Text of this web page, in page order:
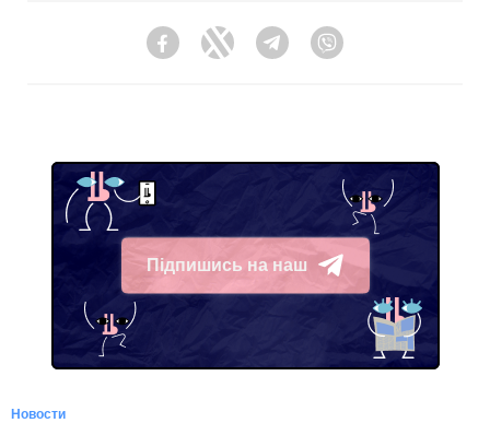
FacebookTwitter Telegram
Підпишись на наш
Telegram
Новости